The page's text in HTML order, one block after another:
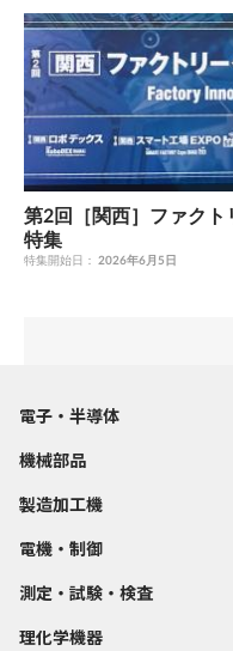
第2回［関西］ファク
特集
特集開始日： 2026年6月5日
電子・半導体
機械部品
製造加工機
電機・制御
測定・試験・検査
理化学機器